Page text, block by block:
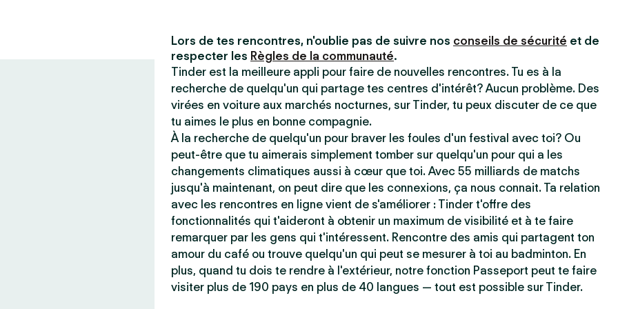
Lors de tes rencontres, n'oublie pas de suivre nos conseils de sécurité et de
respecter les Règles de la communauté.
Tinder est la meilleure appli pour faire de nouvelles rencontres. Tu es à la
recherche de quelqu'un qui partage tes centres d'intérêt? Aucun problème. Des
virées en voiture aux marchés nocturnes, sur Tinder, tu peux discuter de ce que
tu aimes le plus en bonne compagnie.
À la recherche de quelqu'un pour braver les foules d'un festival avec toi? Ou
peut-être que tu aimerais simplement tomber sur quelqu'un pour qui a les
changements climatiques aussi à cœur que toi. Avec 55 milliards de matchs
jusqu'à maintenant, on peut dire que les connexions, ça nous connait. Ta relation
avec les rencontres en ligne vient de s'améliorer : Tinder t'offre des
fonctionnalités qui t'aideront à obtenir un maximum de visibilité et à te faire
remarquer par les gens qui t'intéressent. Rencontre des amis qui partagent ton
amour du café ou trouve quelqu'un qui peut se mesurer à toi au badminton. En
plus, quand tu dois te rendre à l'extérieur, notre fonction Passeport peut te faire
visiter plus de 190 pays en plus de 40 langues — tout est possible sur Tinder.